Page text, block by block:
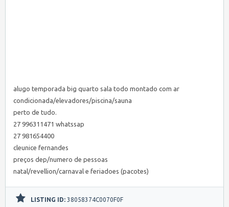
alugo temporada big quarto sala todo montado com ar
condicionada/elevadores/piscina/sauna
perto de tudo.
27 996311471 whatssap
27 981654400
cleunice fernandes
preços dep/numero de pessoas
natal/revellion/carnaval e feriadoes (pacotes)
LISTING ID: 38058374C0070F0F